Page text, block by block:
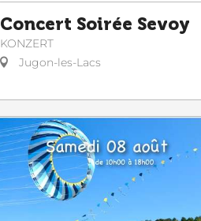
Concert Soirée Sevoy
KONZERT
Jugon-les-Lacs